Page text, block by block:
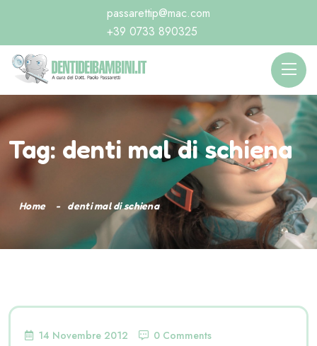
passarettip@mac.com
+39 0733 890325
Tag: denti mal di schiena
Home denti mal di schiena
14 Novembre 2012 0 Comments